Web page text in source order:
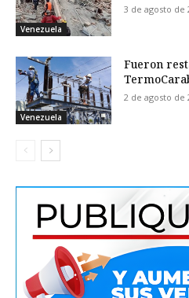
Venezuela
3 de agosto de
Venezuela
Fueron
2 de agosto de